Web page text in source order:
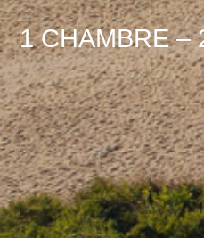
1 CHAMBRE –